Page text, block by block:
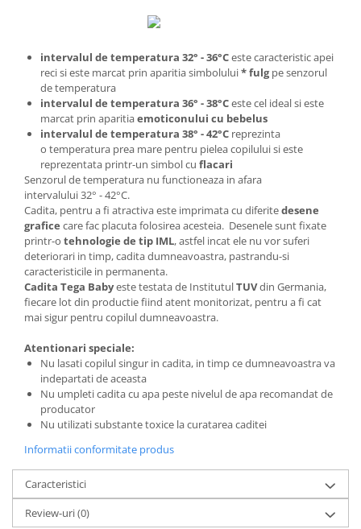
intervalul de temperatura 32° - 36°Ceste caracteristic apei
reci si este marcat prin aparitia simbolului* fulgpe senzorul
de temperatura
intervalul de temperatura 36° - 38°Ceste cel ideal si este
marcat prin aparitiaemoticonului cu bebelus
intervalul de temperatura 38° - 42°C reprezinta
o temperatura prea mare pentru pielea copilului si este
reprezentata printr-un simbol cu flacari
Senzorul de temperatura nu functioneaza in afara
intervalului 32° - 42°C.
Cadita, pentru a fi atractiva este imprimata cu diferitedesene
grafice care fac placuta folosirea acesteia. Desenele sunt fixate
printr-o tehnologie de tip IML, astfel incat ele nu vor suferi
deteriorari in timp, cadita dumneavoastra, pastrandu-si
caracteristicile in permanenta.
Cadita Tega Babyeste testata de InstitutulTUVdin Germania,
fiecare lot din productie fiind atent monitorizat, pentru a fi cat
mai sigur pentru copilul dumneavoastra.
Atentionari speciale:
Nu lasati copilul singur in cadita, in timp ce dumneavoastra va
indepartati de aceasta
Nu umpleti cadita cu apa peste nivelul de apa recomandat de
producator
Nu utilizati substante toxice la curatarea caditei
Informatii conformitate produs
Caracteristici
Review-uri(0)